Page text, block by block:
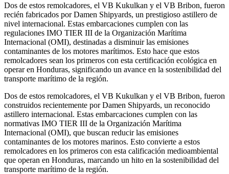
Dos de estos remolcadores, el VB Kukulkan y el VB Bribon, fueron
recién fabricados por Damen Shipyards, un prestigioso astillero de
nivel internacional. Estas embarcaciones cumplen con las
regulaciones IMO TIER III de la Organización Marítima
Internacional (OMI), destinadas a disminuir las emisiones
contaminantes de los motores marítimos. Esto hace que estos
remolcadores sean los primeros con esta certificación ecológica en
operar en Honduras, significando un avance en la sostenibilidad del
transporte marítimo de la región.
Dos de estos remolcadores, el VB Kukulkan y el VB Bribon, fueron
construidos recientemente por Damen Shipyards, un reconocido
astillero internacional. Estas embarcaciones cumplen con las
normativas IMO TIER III de la Organización Marítima
Internacional (OMI), que buscan reducir las emisiones
contaminantes de los motores marinos. Esto convierte a estos
remolcadores en los primeros con esta calificación medioambiental
que operan en Honduras, marcando un hito en la sostenibilidad del
transporte marítimo de la región.